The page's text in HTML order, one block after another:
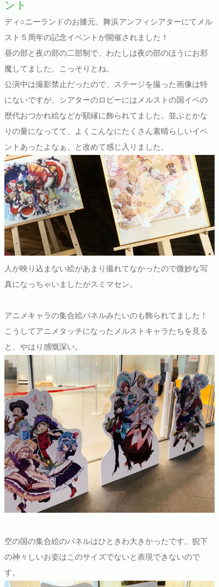
ント
ディ○ニーランドのお膝元、舞浜アンフィシアターにてメル
スト５周年の記念イベントが開催されました！
昼の部と夜の部の二部制で、わたしは夜の部のほうにお邪
魔してました。こっそりとね。
公演中は撮影禁止だったので、ステージを撮った画像は特
にないですが、シアターのロビーにはメルストの国イベの
歴代おつかれ絵などが額縁に飾られてました。並ぶとかな
りの量になってて、よくこんなにたくさん素晴らしいイベ
ントあったよなぁ、と改めて感じ入りました。
人が映り込まない絵があまり撮れてなかったので微妙な写
真になっちゃいましたがスミマセン。
アニメキャラの集合絵パネルみたいのも飾られてました！
こうしてアニメタッチになったメルストキャラたちを見る
と、やはり感慨深い。
空の国の集合絵のパネルはひときわ大きかったです。猊下
の神々しいお姿はこのサイズでないと表現できないので
す。